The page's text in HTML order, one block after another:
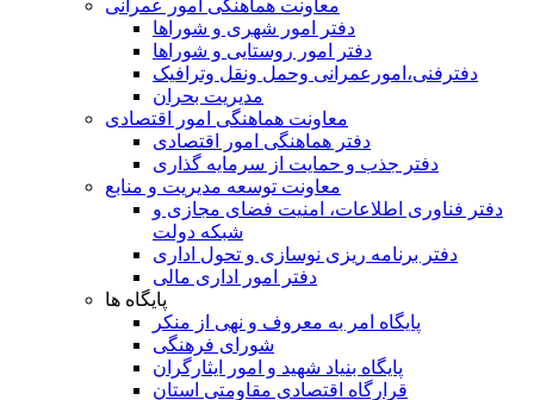
معاونت هماهنگی امور عمرانی
دفتر امور شهری و شوراها
دفتر امور روستایی و شوراها
دفترفنی،امورعمرانی وحمل ونقل وترافيک
مدیریت بحران
معاونت هماهنگی امور اقتصادی
دفتر هماهنگی امور اقتصادی
دفتر جذب و حمایت از سرمایه گذاری
معاونت توسعه مدیریت و منابع
دفتر فناوری اطلاعات، امنیت فضای مجازی و
شبکه دولت
دفتر برنامه ریزی نوسازی و تحول اداری
دفتر امور اداری مالی
پایگاه ها
پایگاه امر به معروف و نهی از منکر
شورای فرهنگی
پایگاه بنیاد شهید و امور ایثارگران
قرارگاه اقتصادی مقاومتی استان